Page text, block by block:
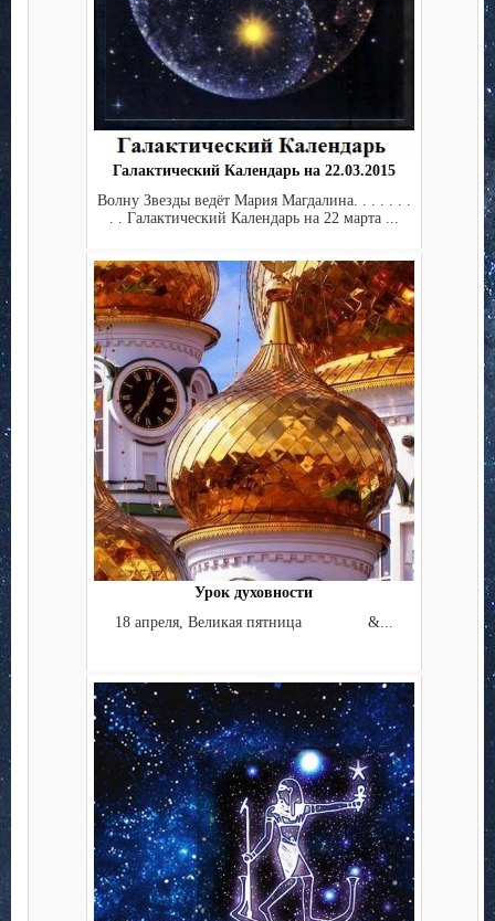
Галактический Календарь на 22.03.2015
Волну Звезды ведёт Мария Магдалина. . . . . . .
. . Галактический Календарь на 22 марта ...
Урок духовности
18 апреля, Великая пятница &...